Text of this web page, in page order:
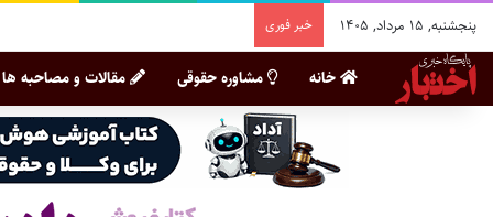
پنجشنبه, ۱۵ مرداد, ۱۴۰۵ خبر فوری
خانه مشاوره حقوقی مقالات و مصاحبه ها